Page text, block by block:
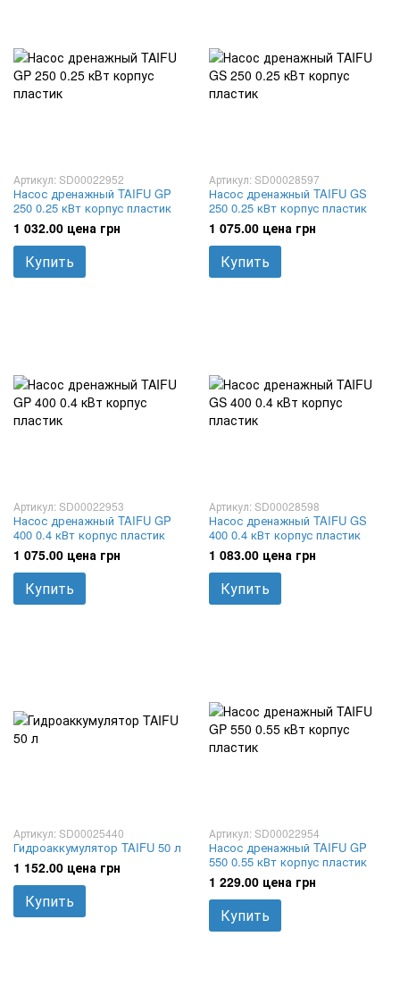
Артикул: SD00022952
Насос дренажный TAIFU GP
250 0.25 кВт корпус пластик
1 032.00 цена грн
Купить
Артикул: SD00028597
Насос дренажный TAIFU GS
250 0.25 кВт корпус пластик
1 075.00 цена грн
Купить
Артикул: SD00022953
Насос дренажный TAIFU GP
400 0.4 кВт корпус пластик
1 075.00 цена грн
Купить
Артикул: SD00028598
Насос дренажный TAIFU GS
400 0.4 кВт корпус пластик
1 083.00 цена грн
Купить
Артикул: SD00025440
Гидроаккумулятор TAIFU 50 л
1 152.00 цена грн
Купить
Артикул: SD00022954
Насос дренажный TAIFU GP
550 0.55 кВт корпус пластик
1 229.00 цена грн
Купить